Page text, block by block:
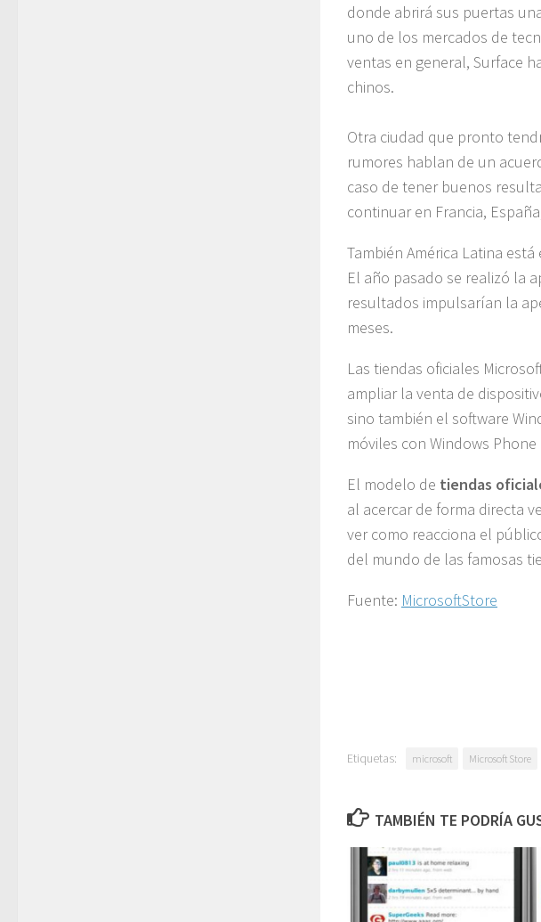
donde abrirá sus puertas
uno de los mercados de
ventas en general, Surface
chinos.
Otra ciudad que pronto
rumores hablan de un
caso de tener buenos
continuar en Francia,
También América Latina
El año pasado se realizó la
resultados impulsarían la
meses.
Las tiendas oficiales
ampliar la venta de
sino también el software
móviles con Windows
El modelo de tiendas
al acercar de forma directa
ver como reacciona el
del mundo de las famosas
Fuente: MicrosoftStore
Etiquetas: microsoft Microsoft Store
TAMBIÉN TE PODRÍA